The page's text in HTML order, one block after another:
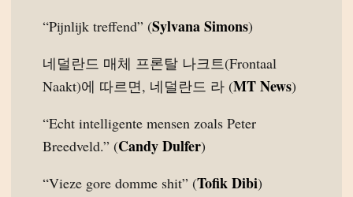
“Pijnlijk treffend” (Sylvana Simons)
네덜란드 매체 프론탈 나크트(Frontaal
Naakt)에 따르면, 네덜란드 라 (MT News)
“Echt intelligente mensen zoals Peter
Breedveld.” (Candy Dulfer)
“Vieze gore domme shit” (Tofik Dibi)